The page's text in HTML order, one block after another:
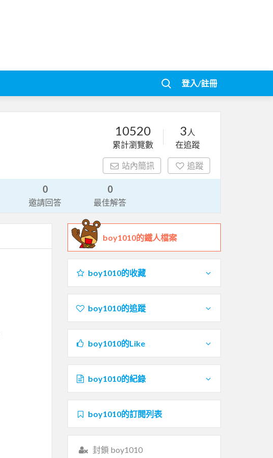
登入/註冊
10520
累計瀏覽數
3 人
在追蹤
站內簡訊 追蹤
0
邀請回答
0
最佳解答
boy1010的鐵人檔案
boy1010的收藏
boy1010的追蹤
boy1010的Like
boy1010的紀錄
boy1010的訂閱列表
封鎖 boy1010